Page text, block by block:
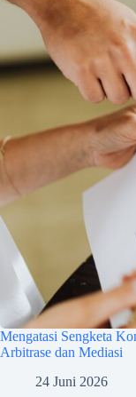
Mengatasi Sengketa
Arbitrase dan Mediasi
24 Juni 2026